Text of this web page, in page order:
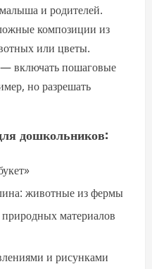
малыша и родителей.
композиции из
или цветы.
включать пошаговые
но разрешать
дошкольников:
животные из фермы
материалов
и рисунками